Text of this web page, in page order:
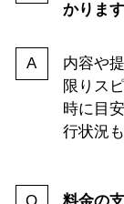
かりま
内容や
限りス
時に目
行状況